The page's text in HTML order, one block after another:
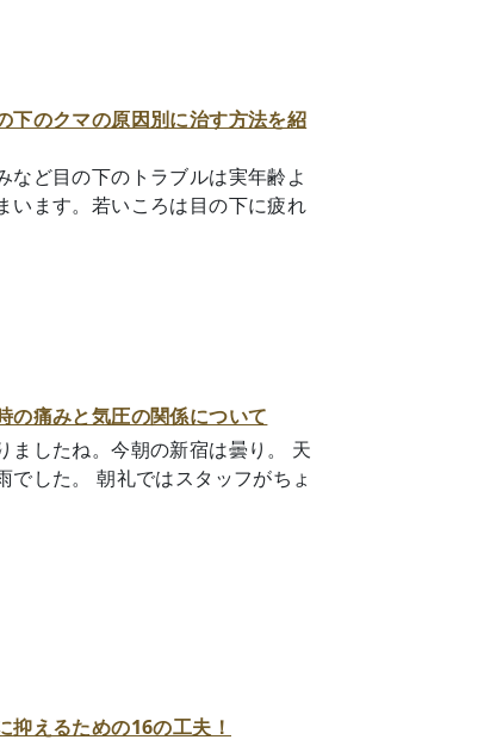
下のクマの原因別に治す方法を紹
など目の下のトラブルは実年齢よ
います。若いころは目の下に疲れ
の痛みと気圧の関係について
ましたね。今朝の新宿は曇り。 天
でした。 朝礼ではスタッフがちょ
抑えるための16の工夫！